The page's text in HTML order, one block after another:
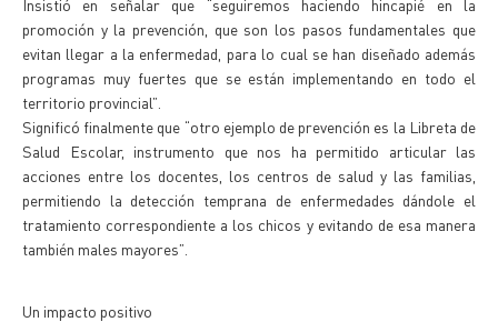
Insistió en señalar que “seguiremos haciendo hincapié en la
promoción y la prevención, que son los pasos fundamentales que
evitan llegar a la enfermedad, para lo cual se han diseñado además
programas muy fuertes que se están implementando en todo el
territorio provincial”.
Significó finalmente que “otro ejemplo de prevención es la Libreta de
Salud Escolar, instrumento que nos ha permitido articular las
acciones entre los docentes, los centros de salud y las familias,
permitiendo la detección temprana de enfermedades dándole el
tratamiento correspondiente a los chicos y evitando de esa manera
también males mayores”.
Un impacto positivo